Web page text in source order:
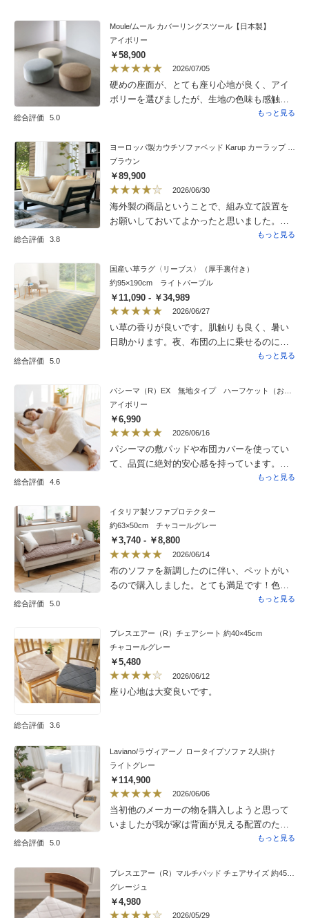
ちょっとした昼寝もすぐに出来るので、助
かってます。購入するかどうか迷いました
が、購入して良かったと思います。
総合評価 5.0
Moule/ムール カバーリングスツール【日本製】
アイボリー
￥58,900
2026/07/05
硬めの座面が、とても座り心地が良く、アイ
ボリーを選びましたが、生地の色味も感触も
もっと見る
総合評価 3.8
ブラウン
￥89,900
2026/06/30
海外製の商品ということで、組み立て設置を
お願いしておいてよかったと思いました。ま
ず、驚いたのは、箱を開けた途端に出てきた
点々とついたものが飛び出してきて、組み立
てしてくれた方も商品が汚れているので、と
言ってティッシュペーパーで、部品を拭いて
くれていました。部品も全て組み立てが必要
な状態になっていて、組み立てをお願いした
のは、大正解だったと思いました。商品自体
は、木製で軽めであり、両端の木製部分を少
す。座っても寝ても使えるのは、とても便利
で使いやすいと思います。クッションのベッ
ドマットも、違和感なく見れるなかなか良く
考えられた形状だと思います。総体的に見る
と、価格がもう少し安ければよかったなとは
思いますが、アイデアの詰まった商品でもあ
り、購入してよかったと思います。おすすめ
もっと見る
総合評価 5.0
国産い草ラグ〈リーブス〉（厚手裏付き）
約95×190cm ライトパープル
￥11,090 - ￥34,989
2026/06/27
い草の香りが良いです。肌触りも良く、暑い
日助かります。夜、布団の上に乗せるのに裏
にクッション性があり、寝返りしてもズレま
もっと見る
総合評価 4.6
アイボリー
￥6,990
2026/06/16
パシーマの敷パッドや布団カバーを使ってい
て、品質に絶対的安心感を持っています。
ハーフケットは出産祝いに購入。自信を持っ
もっと見る
総合評価 5.0
イタリア製ソファプロテクター
約63×50cm チャコールグレー
￥3,740 - ￥8,800
2026/06/14
布のソファを新調したのに伴い、ペットがい
るので購入しました。とても満足です！色
味、裏面の滑り止めはソファの座面にも優し
で、サラサラなので暑さもなく人もペットも
快適です。まだ洗ってないので縮みや色落ち
は分かりませんが、カウチにも敷くために追
加購入を検討しています。
もっと見る
総合評価 3.6
ブレスエアー（R）チェアシート 約40×45cm
チャコールグレー
￥5,480
2026/06/12
座り心地は大変良いです。
総合評価 5.0
Laviano/ラヴィアーノ ロータイプソファ 2人掛け
ライトグレー
￥114,900
2026/06/06
当初他のメーカーの物を購入しようと思って
いましたが我が家は背面が見える配置のた
め、後ろも共布のこちらにしました。結果大
けは置くだけのタイプですが、これがまた使
い勝手がよく、枕・足枕・背もたれの上に置
いてヘッドレスト代わりにもなります。生地
も高級感があり気に入っていますがそのまま
もっと見る
ブレスエアー（R）マルチパッド チェアサイズ 約45×45cm
グレージュ
￥4,980
2026/05/29